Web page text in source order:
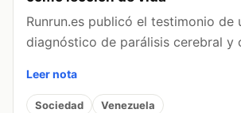
Runrun.es publicó el testimonio
diagnóstico de parálisis cerebral
Leer nota
Sociedad Venezuela